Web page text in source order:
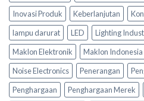
Inovasi Produk
Keberlanjutan
lampu darurat
LED Lighting
Maklon Elektronik
Maklon Indonesia
Noise Electronics
Penerangan
Penghargaan
Penghargaan Merek